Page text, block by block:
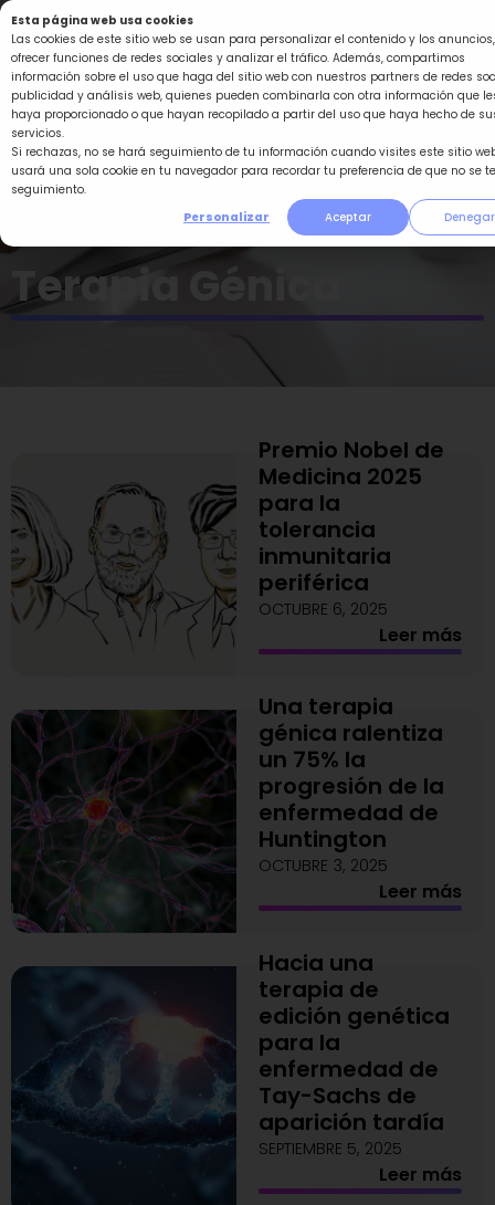
Esta página web usa cookies
Las cookies de este sitio web se usan para personalizar el contenido y los anuncios,
ofrecer funciones de redes sociales y analizar el tráfico. Además, compartimos
información sobre el uso que haga del sitio web con nuestros partners de redes
publicidad y análisis web, quienes pueden combinarla con otra información que
haya proporcionado o que hayan recopilado a partir del uso que haya hecho de
servicios.
Si rechazas, no se hará seguimiento de tu información cuando visites este sitio
usará una sola cookie en tu navegador para recordar tu preferencia de que no se
seguimiento.
Personalizar
Aceptar Denegar
Ir
al
contenido
Terapia Génica
Premio Nobel de
Medicina 2025
para la
tolerancia
inmunitaria
periférica
OCTUBRE 6, 2025
Leer más
Una terapia
génica ralentiza
un 75% la
progresión de la
enfermedad de
Huntington
OCTUBRE 3, 2025
Leer más
Hacia una
terapia de
edición genética
para la
enfermedad de
Tay-Sachs de
aparición tardía
SEPTIEMBRE 5, 2025
Leer más
Página Página Página